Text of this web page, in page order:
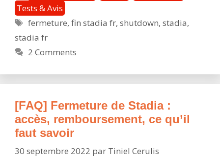
fermeture,
troisième
bougie
Tests & Avis
Étiquettes
fermeture,fin stadia fr,shutdown,stadia,
stadia fr
2 Comments
[FAQ] Fermeture de Stadia :
accès, remboursement, ce qu’il
faut savoir
30 septembre 2022 par Tiniel Cerulis